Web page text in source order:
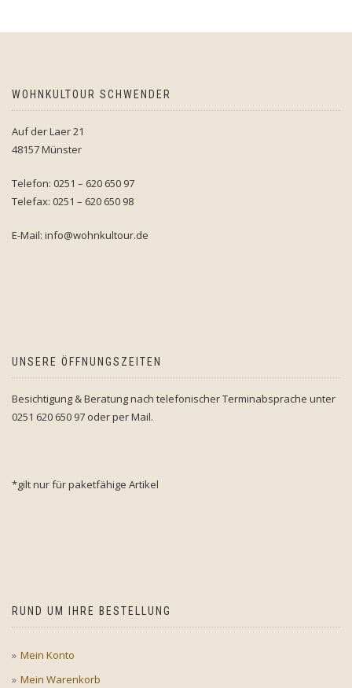
WOHNKULTOUR SCHWENDER
Auf der Laer 21
48157 Münster
Telefon: 0251 – 620 650 97
Telefax: 0251 – 620 650 98
E-Mail: info@wohnkultour.de
UNSERE ÖFFNUNGSZEITEN
Besichtigung & Beratung nach telefonischer Terminabsprache unter
0251 620 650 97 oder per Mail.
*gilt nur für paketfähige Artikel
RUND UM IHRE BESTELLUNG
Mein Konto
Mein Warenkorb